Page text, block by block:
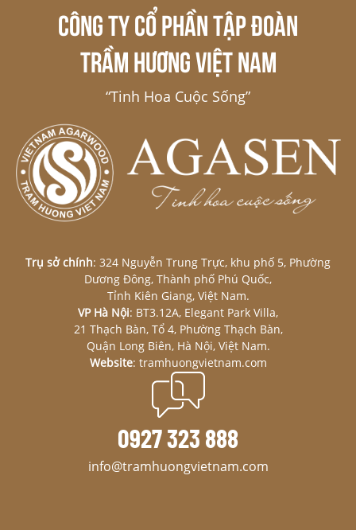
CÔNG TY CỔ PHẦN TẬP ĐOÀN
TRẦM HƯƠNG VIỆT NAM
“Tinh Hoa Cuộc Sống”
Trụ sở chính: 324 Nguyễn Trung Trực, khu phố 5, Phường
Dương Đông, Thành phố Phú Quốc,
Tỉnh Kiên Giang, Việt Nam.
VP Hà Nội: BT3.12A, Elegant Park Villa,
21 Thạch Bàn, Tổ 4, Phường Thạch Bàn,
Quận Long Biên, Hà Nội, Việt Nam.
Website: tramhuongvietnam.com
0927 323 888
info@tramhuongvietnam.com